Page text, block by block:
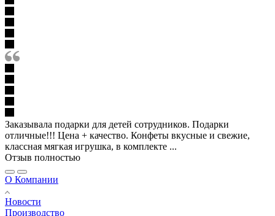
Заказывала подарки для детей сотрудников. Подарки
отличные!!! Цена + качество. Конфеты вкусные и свежие,
классная мягкая игрушка, в комплекте ...
Отзыв полностью
О Компании
Новости
Производство